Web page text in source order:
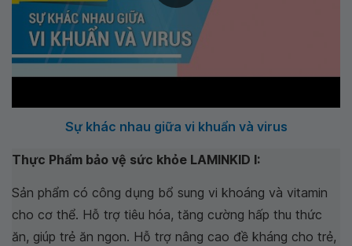
Sự khác nhau giữa vi khuẩn và virus
Thực Phẩm bảo vệ sức khỏe LAMINKID I:
Sản phẩm có công dụng bổ sung vi khoáng và vitamin
cho cơ thể. Hỗ trợ tiêu hóa, tăng cường hấp thu thức
ăn, giúp trẻ ăn ngon. Hỗ trợ nâng cao đề kháng cho trẻ,